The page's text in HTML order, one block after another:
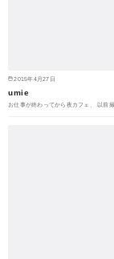
2015年4月27日
umie
お仕事が終わってから夜カフェ、 以前